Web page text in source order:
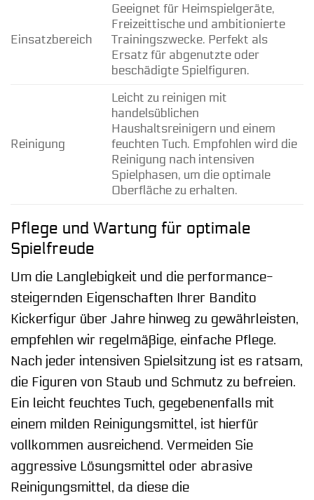
Einsatzbereich
Geeignet für Heimspielgeräte,
Freizeittische und ambitionierte
Trainingszwecke. Perfekt als
Ersatz für abgenutzte oder
beschädigte Spielfiguren.
Reinigung
Leicht zu reinigen mit
handelsüblichen
Haushaltsreinigern und einem
feuchten Tuch. Empfohlen wird die
Reinigung nach intensiven
Spielphasen, um die optimale
Oberfläche zu erhalten.
Pflege und Wartung für optimale
Spielfreude
Um die Langlebigkeit und die performance-
steigernden Eigenschaften Ihrer Bandito
Kickerfigur über Jahre hinweg zu gewährleisten,
empfehlen wir regelmäßige, einfache Pflege.
Nach jeder intensiven Spielsitzung ist es ratsam,
die Figuren von Staub und Schmutz zu befreien.
Ein leicht feuchtes Tuch, gegebenenfalls mit
einem milden Reinigungsmittel, ist hierfür
vollkommen ausreichend. Vermeiden Sie
aggressive Lösungsmittel oder abrasive
Reinigungsmittel, da diese die